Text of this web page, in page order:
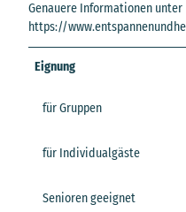
Genauere Informationen unter
https://
Eignung
für Gruppen
für Individualgäste
Senioren geeignet